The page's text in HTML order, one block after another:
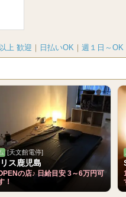
上 歓迎 ｜ 日払いOK ｜ 週１日～OK
[天文館電停]
ス鹿児島
の店♪ 日給目安 3～6万円可
！